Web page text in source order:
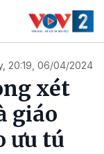
20:19, 06/04/2024
xét
giáo
ưu tú